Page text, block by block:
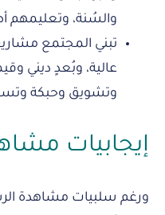
والسُنة، وتعليمهم
تبني المجتمع
عالية، وبُعدٍ ديني
وتشويق وحبكة
إيجابيات
ورغم سلبيات مشاهدة